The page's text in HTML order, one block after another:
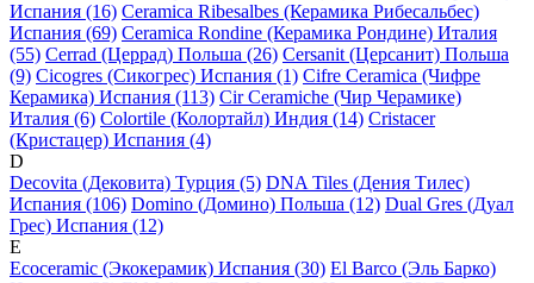
Испания (16) Ceramica Ribesalbes (Керамика Рибесальбес)
Испания (69) Ceramica Rondine (Керамика Рондине) Италия
(55) Cerrad (Церрад) Польша (26) Cersanit (Церсанит) Польша
(9) Cicogres (Сикогрес) Испания (1) Cifre Ceramica (Чифре
Керамика) Испания (113) Cir Ceramiche (Чир Черамике)
Италия (6) Colortile (Колортайл) Индия (14) Cristacer
(Кристацер) Испания (4)
D
Decovita (Дековита) Турция (5) DNA Tiles (Дения Тилес)
Испания (106) Domino (Домино) Польша (12) Dual Gres (Дуал
Грес) Испания (12)
E
Ecoceramic (Экокерамик) Испания (30) El Barco (Эль Барко)